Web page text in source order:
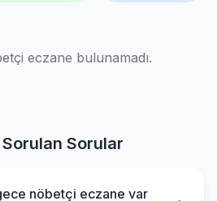
eczane bulunamadı.
Sorular
nöbetçi eczane var